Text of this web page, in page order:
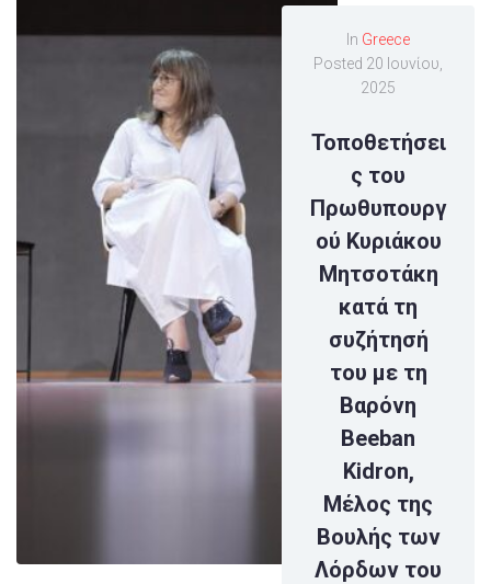
In Greece
Posted 20 Ιουνίου,
2025
Τοποθετήσει
ς του
Πρωθυπουργ
ού Κυριάκου
Μητσοτάκη
κατά τη
συζήτησή
του με τη
Βαρόνη
Beeban
Kidron,
Μέλος της
Βουλής των
Λόρδων του